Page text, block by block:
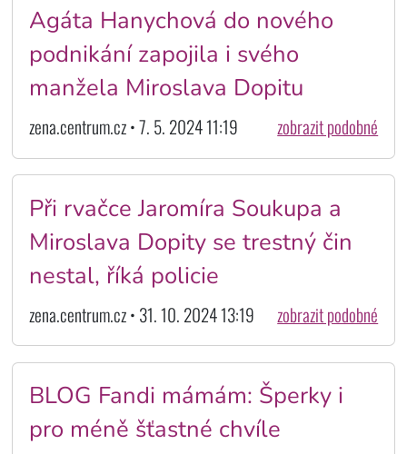
Agáta Hanychová do nového
podnikání zapojila i svého
manžela Miroslava Dopitu
zena.centrum.cz • 7. 5. 2024 11:19 zobrazit podobné
Při rvačce Jaromíra Soukupa a
Miroslava Dopity se trestný čin
nestal, říká policie
zena.centrum.cz • 31. 10. 2024 13:19 zobrazit podobné
BLOG Fandi mámám: Šperky i
pro méně šťastné chvíle